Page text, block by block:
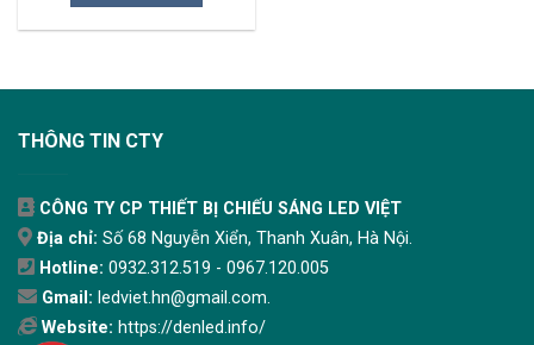
THÔNG TIN CTY
CÔNG TY CP THIẾT BỊ CHIẾU SÁNG LED VIỆT
Địa chỉ: Số 68 Nguyễn Xiển, Thanh Xuân, Hà Nội.
Hotline: 0932.312.519 - 0967.120.005
Gmail: ledviet.hn@gmail.com.
Website: https://denled.info/